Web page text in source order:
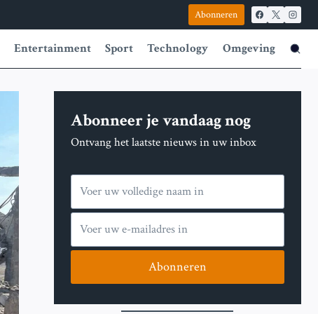
Abonneren
Entertainment Sport Technology Omgeving
Abonneer je vandaag nog
Ontvang het laatste nieuws in uw inbox
Abonneren